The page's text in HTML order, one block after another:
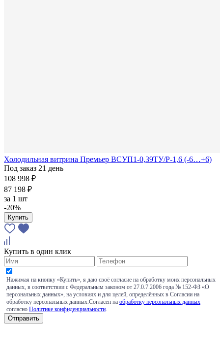
Холодильная витрина Премьер ВСУП1-0,39ТУ/Р-1,6 (-6…+6)
Под заказ 21 день
108 998 ₽
87 198 ₽
за 1 шт
-20%
Купить
Купить в один клик
Нажимая на кнопку «Купить», я даю своё согласие на обработку моих персональных
данных, в соответствии с Федеральным законом от 27.0.7.2006 года № 152-ФЗ «О
персональных данных», на условиях и для целей, определённых в Согласии на
обработку персональных данных.Согласен на обработку персональных данных
согласно Политике конфиденциальности